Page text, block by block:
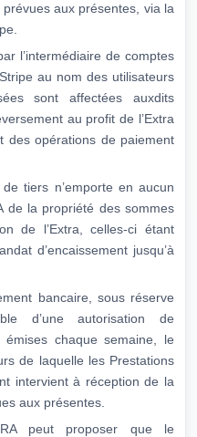
aux présentes, via la
l’intermédiaire de comptes
au nom des utilisateurs
sont affectées auxdits
au profit de l’Extra
des opérations de paiement
tiers n’emporte en aucun
de la propriété des sommes
de l’Extra, celles-ci étant
d’encaissement jusqu’à
bancaire, sous réserve
d’une autorisation de
chaque semaine, le
de laquelle les Prestations
intervient à réception de la
aux présentes.
peut proposer que le